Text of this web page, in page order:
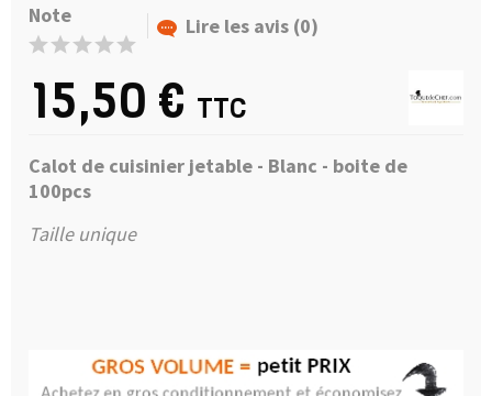
Note Lire les avis (0)
15,50 € TTC
Calot de cuisinier jetable - Blanc - boite de
100pcs
Taille unique